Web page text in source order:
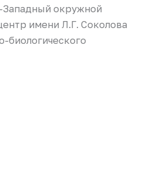
окружной
имени Л.Г. Соколова
биологического